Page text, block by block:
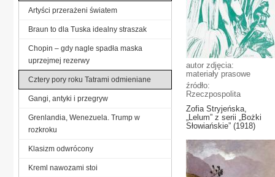
autor zdjęcia:
materiały prasowe
źródło:
Rzeczpospolita
Zofia Stryjeńska,
„Lelum” z serii „Bożki
Słowiańskie” (1918)
Artyści przerażeni światem
Braun to dla Tuska idealny straszak
Chopin – gdy nagle spadła maska
uprzejmej rezerwy
Cztery pory roku Tatrami odmieniane
Gangi, antyki i przegryw
Grenlandia, Wenezuela. Trump w
rozkroku
Klasizm odwrócony
Kreml nawozami stoi